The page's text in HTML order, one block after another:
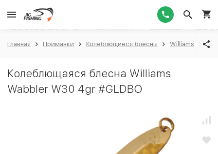
Главная Приманки Колеблющиеся блесны Williams
Колеблющаяся блесна Williams
Wabbler W30 4gr #GLDBO